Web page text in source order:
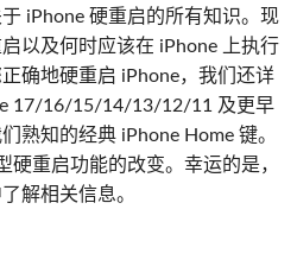
iPhone 硬重启的所有知识。现
以及何时应该在 iPhone 上执行
确地硬重启 iPhone，我们还详
17/16/15/14/13/12/11 及更早
熟知的经典 iPhone Home 键。
硬重启功能的改变。幸运的是，
解相关信息。